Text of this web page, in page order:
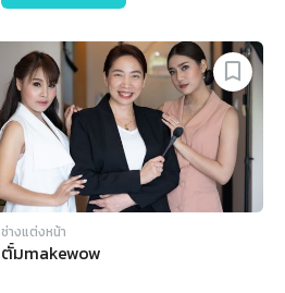
ช่างแต่งหน้า
ตั้มmakewow